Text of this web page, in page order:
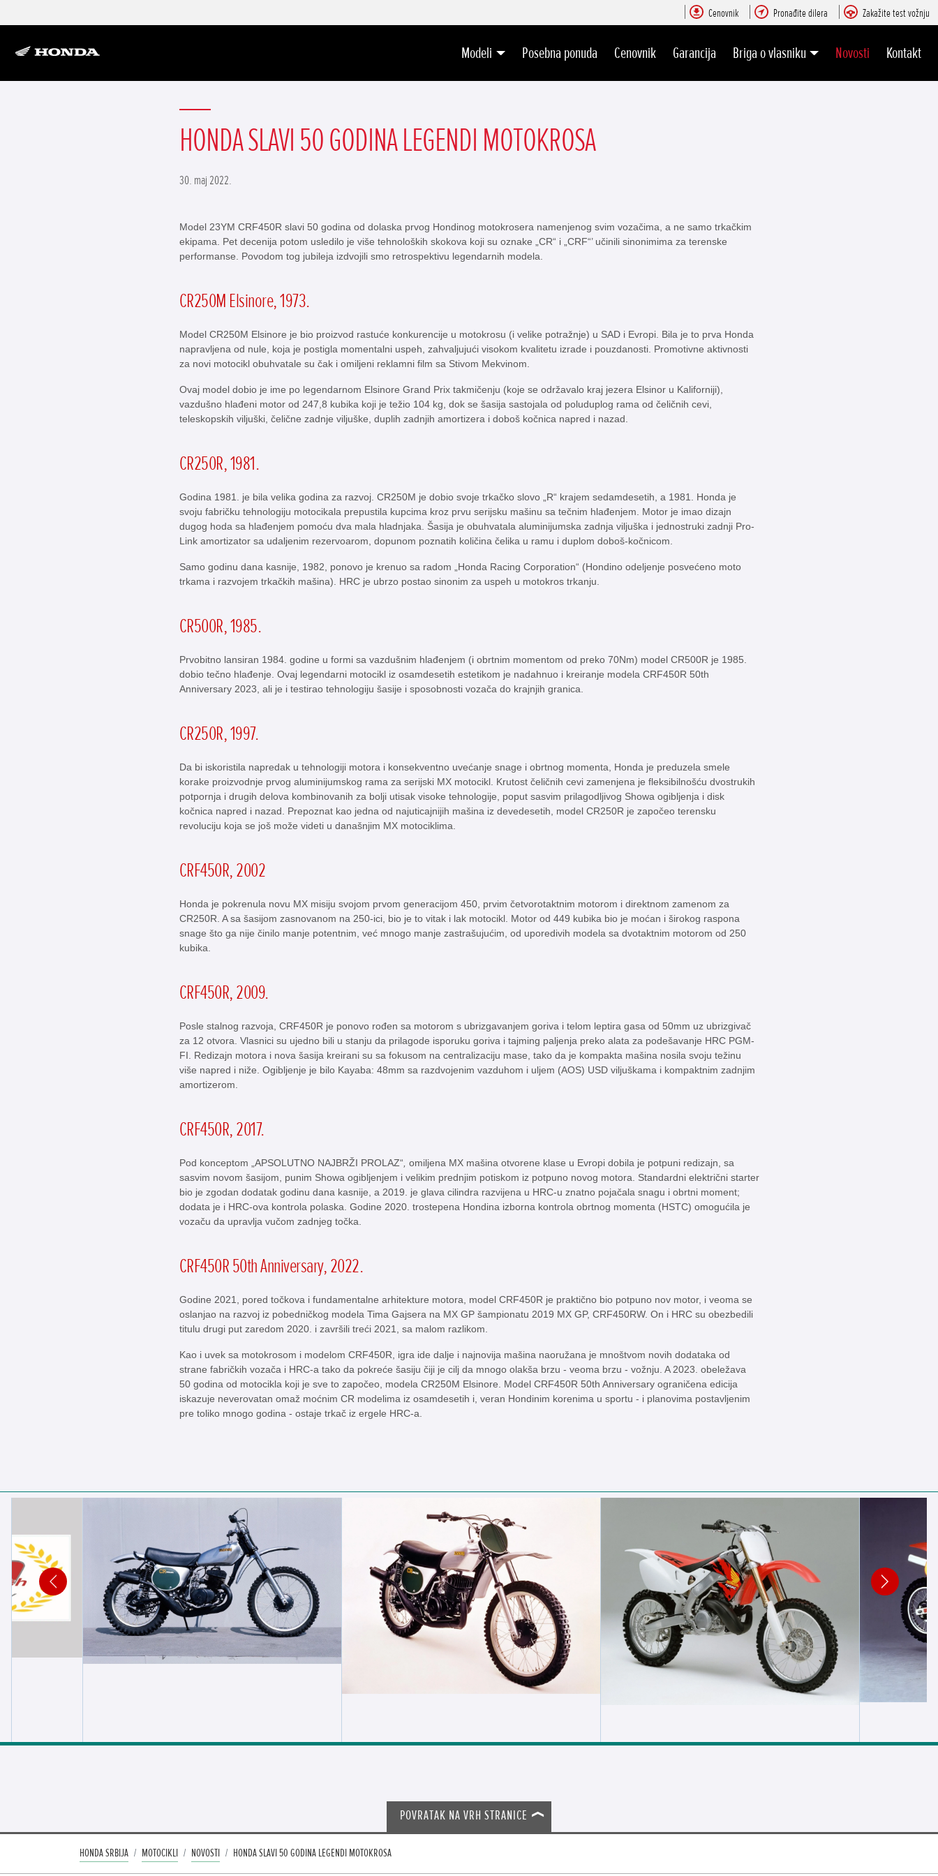
Cenovnik Pronađite dilera Zakažite test vožnju
Modeli Posebna ponuda Cenovnik Garancija Briga o vlasniku Novosti Kontakt
HONDA SLAVI 50 GODINA LEGENDI MOTOKROSA
30. maj 2022.
Model 23YM CRF450R slavi 50 godina od dolaska prvog Hondinog motokrosera namenjenog svim vozačima, a ne samo trkačkim
ekipama. Pet decenija potom usledilo je više tehnoloških skokova koji su oznake „CR“ i „CRF“’ učinili sinonimima za terenske
performanse. Povodom tog jubileja izdvojili smo retrospektivu legendarnih modela.
CR250M Elsinore, 1973.
Model CR250M Elsinore je bio proizvod rastuće konkurencije u motokrosu (i velike potražnje) u SAD i Evropi. Bila je to prva Honda
napravljena od nule, koja je postigla momentalni uspeh, zahvaljujući visokom kvalitetu izrade i pouzdanosti. Promotivne aktivnosti
za novi motocikl obuhvatale su čak i omiljeni reklamni film sa Stivom Mekvinom.
Ovaj model dobio je ime po legendarnom Elsinore Grand Prix takmičenju (koje se održavalo kraj jezera Elsinor u Kaliforniji),
vazdušno hlađeni motor od 247,8 kubika koji je težio 104 kg, dok se šasija sastojala od poluduplog rama od čeličnih cevi,
teleskopskih viljuški, čelične zadnje viljuške, duplih zadnjih amortizera i doboš kočnica napred i nazad.
CR250R, 1981.
Godina 1981. je bila velika godina za razvoj. CR250M je dobio svoje trkačko slovo „R“ krajem sedamdesetih, a 1981. Honda je
svoju fabričku tehnologiju motocikala prepustila kupcima kroz prvu serijsku mašinu sa tečnim hlađenjem. Motor je imao dizajn
dugog hoda sa hlađenjem pomoću dva mala hladnjaka. Šasija je obuhvatala aluminijumska zadnja viljuška i jednostruki zadnji Pro-
Link amortizator sa udaljenim rezervoarom, dopunom poznatih količina čelika u ramu i duplom doboš-kočnicom.
Samo godinu dana kasnije, 1982, ponovo je krenuo sa radom „Honda Racing Corporation“ (Hondino odeljenje posvećeno moto
trkama i razvojem trkačkih mašina). HRC je ubrzo postao sinonim za uspeh u motokros trkanju.
CR500R, 1985.
Prvobitno lansiran 1984. godine u formi sa vazdušnim hlađenjem (i obrtnim momentom od preko 70Nm) model CR500R je 1985.
dobio tečno hlađenje. Ovaj legendarni motocikl iz osamdesetih estetikom je nadahnuo i kreiranje modela CRF450R 50th
Anniversary 2023, ali je i testirao tehnologiju šasije i sposobnosti vozača do krajnjih granica.
CR250R, 1997.
Da bi iskoristila napredak u tehnologiji motora i konsekventno uvećanje snage i obrtnog momenta, Honda je preduzela smele
korake proizvodnje prvog aluminijumskog rama za serijski MX motocikl. Krutost čeličnih cevi zamenjena je fleksibilnošću dvostrukih
potpornja i drugih delova kombinovanih za bolji utisak visoke tehnologije, poput sasvim prilagodljivog Showa ogibljenja i disk
kočnica napred i nazad. Prepoznat kao jedna od najuticajnijih mašina iz devedesetih, model CR250R je započeo terensku
revoluciju koja se još može videti u današnjim MX motociklima.
CRF450R, 2002
Honda je pokrenula novu MX misiju svojom prvom generacijom 450, prvim četvorotaktnim motorom i direktnom zamenom za
CR250R. A sa šasijom zasnovanom na 250-ici, bio je to vitak i lak motocikl. Motor od 449 kubika bio je moćan i širokog raspona
snage što ga nije činilo manje potentnim, već mnogo manje zastrašujućim, od uporedivih modela sa dvotaktnim motorom od 250
kubika.
CRF450R, 2009.
Posle stalnog razvoja, CRF450R je ponovo rođen sa motorom s ubrizgavanjem goriva i telom leptira gasa od 50mm uz ubrizgivač
za 12 otvora. Vlasnici su ujedno bili u stanju da prilagode isporuku goriva i tajming paljenja preko alata za podešavanje HRC PGM-
FI. Redizajn motora i nova šasija kreirani su sa fokusom na centralizaciju mase, tako da je kompakta mašina nosila svoju težinu
više napred i niže. Ogibljenje je bilo Kayaba: 48mm sa razdvojenim vazduhom i uljem (AOS) USD viljuškama i kompaktnim zadnjim
amortizerom.
CRF450R, 2017.
Pod konceptom „APSOLUTNO NAJBRŽI PROLAZ“ omiljena MX mašina otvorene klase u Evropi dobila je potpuni redizajn, sa
sasvim novom šasijom, punim Showa ogibljenjem i velikim prednjim potiskom iz potpuno novog motora. Standardni električni starter
bio je zgodan dodatak godinu dana kasnije, a 2019. je glava cilindra razvijena u HRC-u znatno pojačala snagu i obrtni moment;
dodata je i HRC-ova kontrola polaska. Godine 2020. trostepena Hondina izborna kontrola obrtnog momenta (HSTC) omogućila je
vozaču da upravlja vučom zadnjeg točka.
CRF450R 50th Anniversary, 2022.
Godine 2021, pored točkova i fundamentalne arhitekture motora, model CRF450R je praktično bio potpuno nov motor, i veoma se
oslanjao na razvoj iz pobedničkog modela Tima Gajsera na MX GP šampionatu 2019 MX GP, CRF450RW. On i HRC su obezbedili
titulu drugi put zaredom 2020. i završili treći 2021, sa malom razlikom.
Kao i uvek sa motokrosom i modelom CRF450R, igra ide dalje i najnovija mašina naoružana je mnoštvom novih dodataka od
strane fabričkih vozača i HRC-a tako da pokreće šasiju čiji je cilj da mnogo olakša brzu - veoma brzu - vožnju. A 2023. obeležava
50 godina od motocikla koji je sve to započeo, modela CR250M Elsinore. Model CRF450R 50th Anniversary ograničena edicija
iskazuje neverovatan omaž moćnim CR modelima iz osamdesetih i, veran Hondinim korenima u sportu - i planovima postavljenim
pre toliko mnogo godina - ostaje trkač iz ergele HRC-a.
POVRATAK NA VRH STRANICE
HONDA SRBIJA MOTOCIKLI NOVOSTI HONDA SLAVI 50 GODINA LEGENDI MOTOKROSA